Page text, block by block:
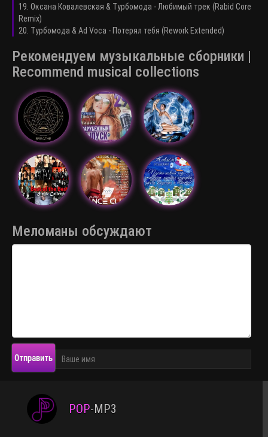
19. Оксана Ковалевская & Турбомода - Любимый трек (Rabid Core
Remix)
20. Турбомода & Ad Voca - Потерял тебя (Rework Extended)
Рекомендуем музыкальные сборники |
Recommend musical collections
Меломаны обсуждают
Отправить
POP-MP3